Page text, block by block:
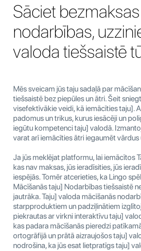
Sāciet bezmaksas
nodarbības,
valoda tiešsaistē
Mēs sveicam jūs taju sadaļā par
tiešsaistē bez piepūles un ātri. Šeit
visefektīvākie veidi, kā iemācīties taju].
padomus un trikus, kurus iesācēji un
iegūtu kompetenci taju] valodā.
varat arī iemācīties ātri iegaumēt vārdus
Ja jūs meklējat platformu, lai iemācītos
kas nav maksas, jūs ieradīsities, jūs
iespējās. Tomēr atcerieties, ka Lingo
Mācīšanās taju] Nodarbības tiešsaistē
jautrāka. Taju] valoda mācīšanās
starpproduktiem un padziļinātiem
piekrautas ar virkni interaktīvu taju]
kas padara mācīšanās pieredzi
ortogrāfijā un prātā aizraujošos taju]
nodrošina, ka jūs esat lietpratīgs taju]